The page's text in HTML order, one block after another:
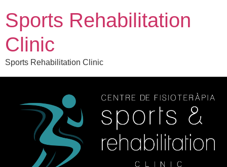
Sports Rehabilitation
Clinic
Sports Rehabilitation Clinic